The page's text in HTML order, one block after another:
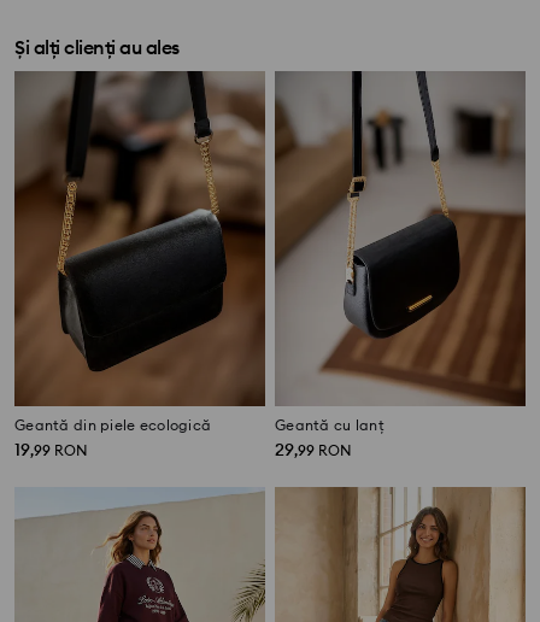
Și alți clienți au ales
Geantă din piele ecologică
19,99 RON
Geantă cu lanț
29,99 RON